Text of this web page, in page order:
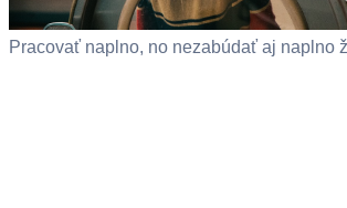
Pracovať naplno, no nezabúdať aj naplno